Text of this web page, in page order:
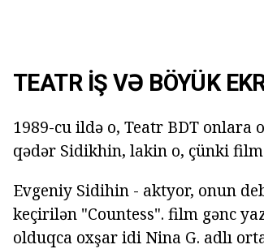
TEATR İŞ VƏ BÖYÜK
1989-cu ildə o, Teatr BDT onlara
qədər Sidikhin, lakin o, çünki
Evgeniy Sidihin - aktyor, onun
keçirilən "Countess". film gənc
olduqca oxşar idi Nina G. adlı